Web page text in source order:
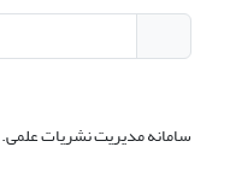
سامانه مدیریت نشریات علمی.